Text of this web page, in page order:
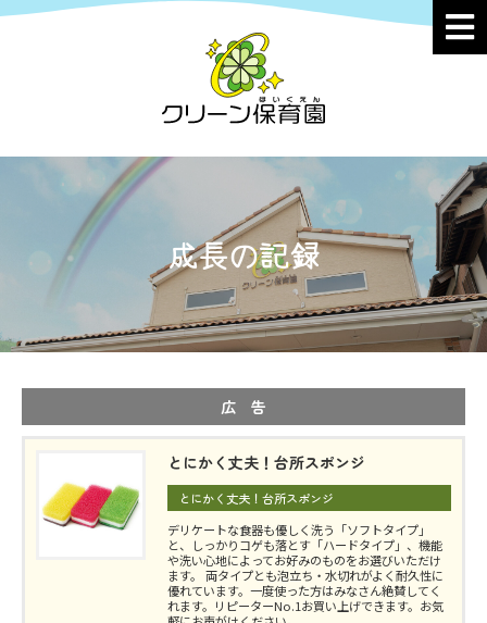
成長の記録
広 告
とにかく丈夫！台所スポンジ
とにかく丈夫！台所スポンジ
デリケートな食器も優しく洗う「ソフトタイプ」
と、しっかりコゲも落とす「ハードタイプ」、機能
や洗い心地によってお好みのものをお選びいただけ
ます。 両タイプとも泡立ち・水切れがよく耐久性に
優れています。一度使った方はみなさん絶賛してく
れます。リピーターNo.1お買い上げできます。お気